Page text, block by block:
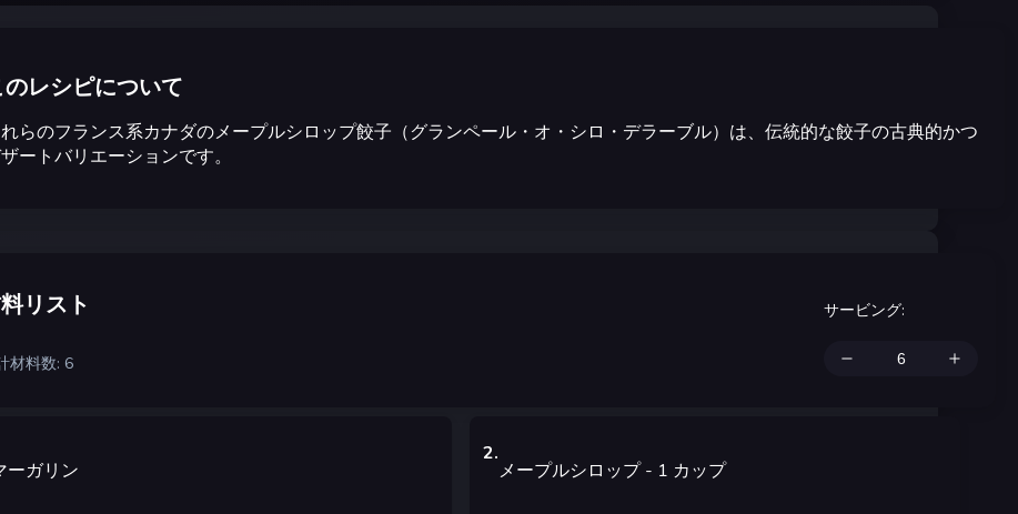
のレシピについて
らのフランス系カナダのメープルシロップ餃子（グランペール・オ・シロ・デラーブル）は、伝統的な餃子の古典的かつ
ートバリエーションです。
リスト
材料数: 6
サービング:
ーガリン
2.
メープルシロップ- 1 カップ